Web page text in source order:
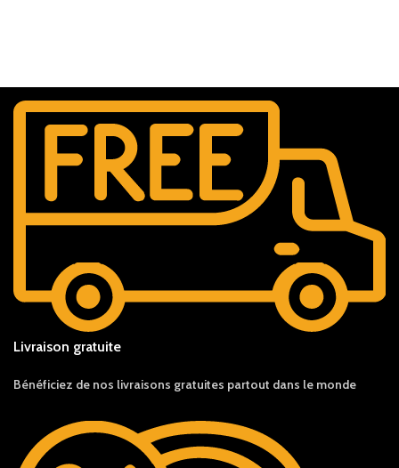
Livraison gratuite
Bénéficiez de nos livraisons gratuites partout dans le monde